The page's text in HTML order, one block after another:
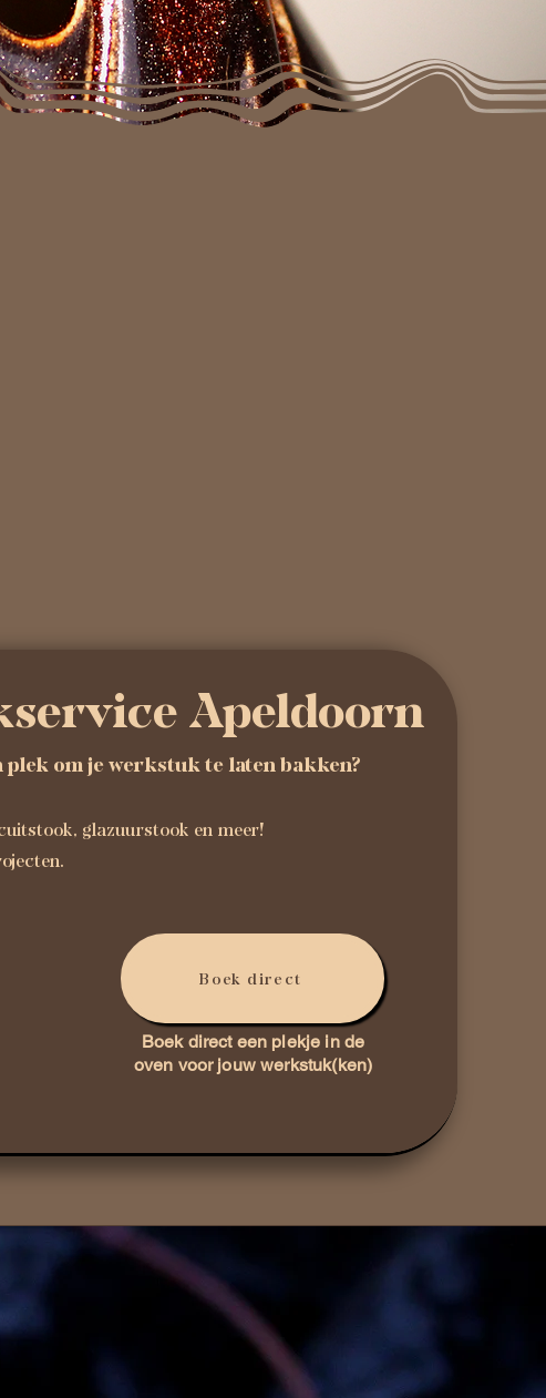
Apeldoorn
om je werkstuk te laten bakken?
glazuurstook en meer!
Boek direct
Boek direct een plekje in de
oven voor jouw werkstuk(ken)